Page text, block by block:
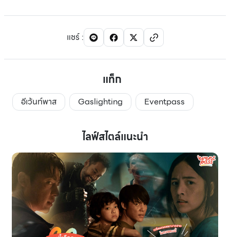
แชร์:
แท็ก
อีเว้นท์พาส Gaslighting Eventpass
ไลฟ์สไตล์แนะนำ